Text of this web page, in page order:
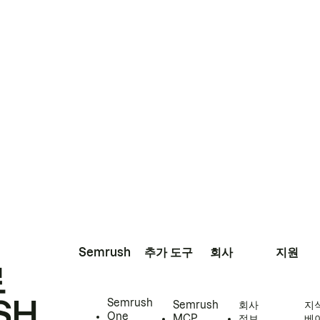
Semrush
Semrush
One
추가 도구
Semrush
회사
회사
지원
지